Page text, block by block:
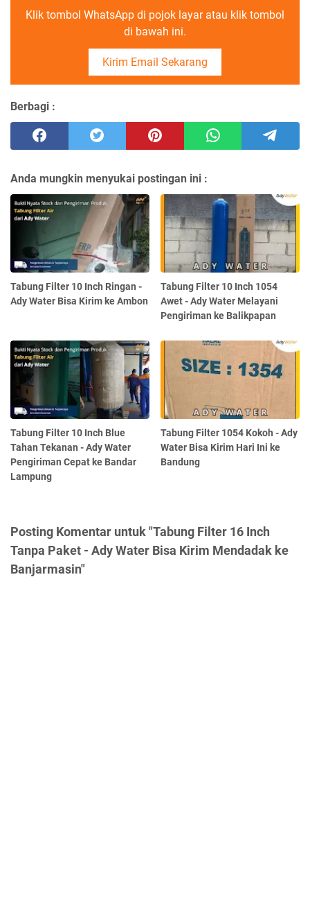
Klik tombol WhatsApp di pojok layar atau klik tombol
di bawah ini.
Kirim Email Sekarang
Berbagi :
Anda mungkin menyukai postingan ini :
Tabung Filter 10 Inch Ringan -
Ady Water Bisa Kirim ke Ambon
Tabung Filter 10 Inch 1054
Awet - Ady Water Melayani
Pengiriman ke Balikpapan
Tabung Filter 10 Inch Blue
Tahan Tekanan - Ady Water
Pengiriman Cepat ke Bandar
Lampung
Tabung Filter 1054 Kokoh - Ady
Water Bisa Kirim Hari Ini ke
Bandung
Posting Komentar untuk "Tabung Filter 16 Inch
Tanpa Paket - Ady Water Bisa Kirim Mendadak ke
Banjarmasin"